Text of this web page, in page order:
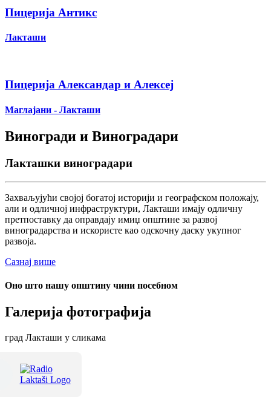
Пицерија Антикс
Лакташи
Пицерија Александар и Алексеј
Маглајани - Лакташи
Виногради и Виноградари
Лакташки виноградари
Захваљујући својој богатој историји и географском положају,
али и одличној инфраструктури, Лакташи имају одличну
претпоставку да оправдају имиџ општине за развој
виноградарства и искористе као одскочну даску укупног
развоја.
Сазнај више
Оно што нашу општину чини посебном
Галерија фотографија
град Лакташи у сликама
Терме Лакташи